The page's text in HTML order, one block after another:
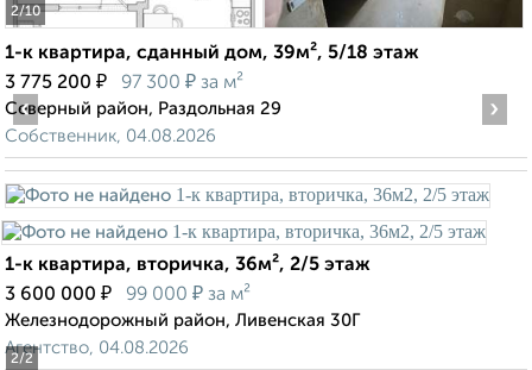
2/10
1-к квартира, сданный дом, 39м², 5/18 этаж
3 775 200 ₽ 97 300 ₽ за м²
Северный район, Раздольная 29
Собственник, 04.08.2026
2/2
‹ ›
1-к квартира, вторичка, 36м², 2/5 этаж
3 600 000 ₽ 99 000 ₽ за м²
Железнодорожный район, Ливенская 30Г
Агентство, 04.08.2026